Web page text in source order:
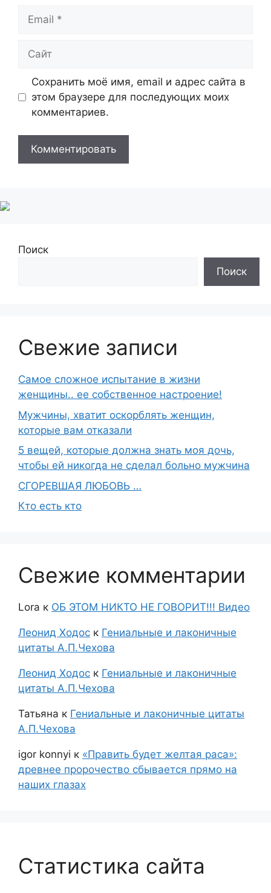
Сохранить моё имя, email и адрес сайта в
этом браузере для последующих моих
комментариев.
Поиск
Поиск
Свежие записи
Самое сложное испытание в жизни
женщины.. ее собственное настроение!
Мужчины, хватит оскорблять женщин,
которые вам отказали
5 вещей, которые должна знать моя дочь,
чтобы ей никогда не сделал больно мужчина
СГОРЕВШАЯ ЛЮБОВЬ …
Кто есть кто
Свежие комментарии
Lora к ОБ ЭТОМ НИКТО НЕ ГОВОРИТ!!! Видео
Леонид Ходос к Гениальные и лаконичные
цитаты А.П.Чехова
Леонид Ходос к Гениальные и лаконичные
цитаты А.П.Чехова
Татьяна к Гениальные и лаконичные цитаты
А.П.Чехова
igor konnyi к «Править будет желтая раса»:
древнее пророчество сбывается прямо на
наших глазах
Статистика сайта